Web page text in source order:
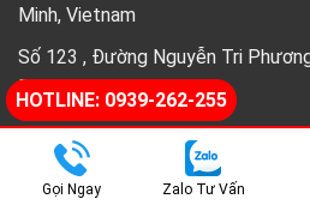
HOTLINE: 0939-262-255
Gọi Ngay Zalo Tư Vấn
Minh, Vietnam
Số 123 , Đường Nguyễn Tri
Bình Dương
XƯỞNG KÍNH MÀU ỐP BẾP